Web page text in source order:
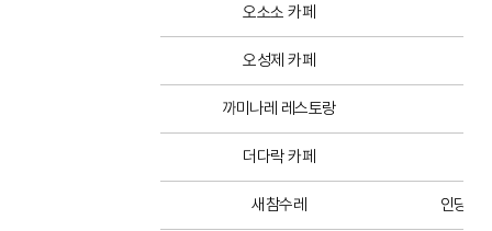
오소소 카페
오성제 카페
까미나레 레스토랑
더다락 카페
새참수레 인당 1